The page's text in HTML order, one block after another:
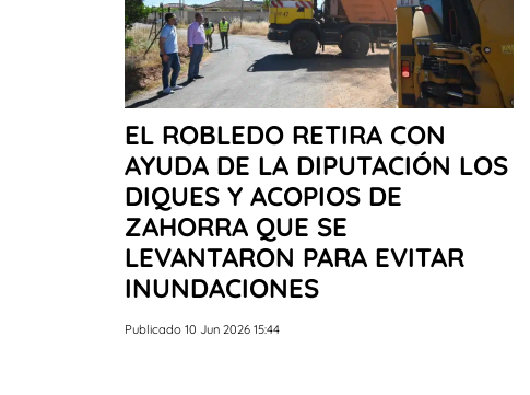
EL ROBLEDO RETIRA CON
AYUDA DE LA DIPUTACIÓN LOS
DIQUES Y ACOPIOS DE
ZAHORRA QUE SE
LEVANTARON PARA EVITAR
INUNDACIONES
Publicado 10 Jun 2026 15:44